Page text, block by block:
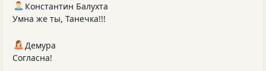
Константин Балухта
Умна же ты, Танечка!!!
Демура
Согласна!